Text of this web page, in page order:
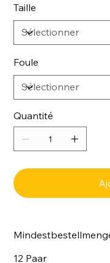
Taille
Foule
Quantité
12 Paar